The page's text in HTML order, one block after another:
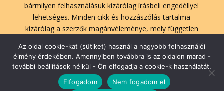
bármilyen felhasználásuk kizárólag írásbeli engedéllyel
lehetséges. Minden cikk és hozzászólás tartalma
kizárólag a szerzők magánvéleménye, mely független
lelekbenotthon.hu | 2026| Minden jog fenntartva!
Az oldal cookie-kat (sütiket) használ a nagyobb felhasználói
élmény érdekében. Amennyiben továbbra is az oldalon marad -
további beállítások nélkül - Ön elfogadja a cookie-k használatát.
Elfogadom
Nem fogadom el